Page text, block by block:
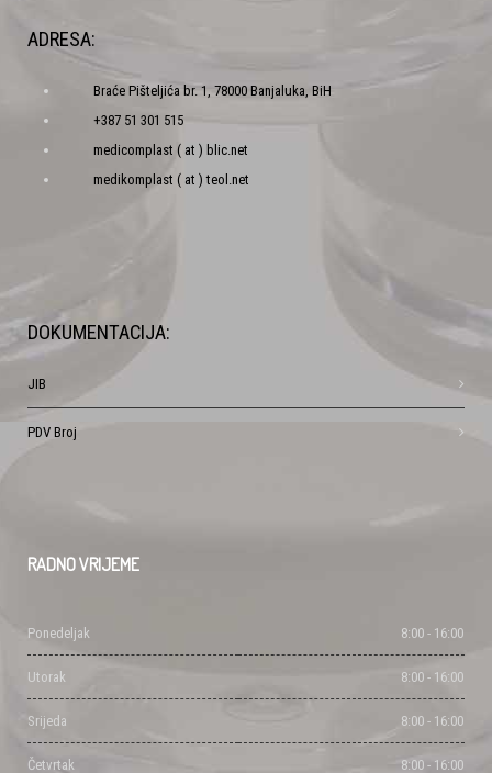
ADRESA:
Braće Pišteljića br. 1, 78000 Banjaluka, BiH
+387 51 301 515
medicomplast ( at ) blic.net
medikomplast ( at ) teol.net
DOKUMENTACIJA:
JIB
PDV Broj
RADNOVRIJEME
Ponedeljak 8:00 - 16:00
Utorak 8:00 - 16:00
Srijeda 8:00 - 16:00
Četvrtak 8:00 - 16:00